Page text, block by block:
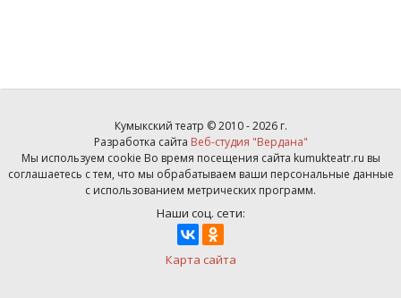
Кумыкский театр © 2010 - 2026 г.
Разработка сайта Веб-студия "Вердана"
Мы используем cookie Во время посещения сайта kumukteatr.ru вы
соглашаетесь с тем, что мы обрабатываем ваши персональные данные
с использованием метрических программ.
Наши соц. сети:
Карта сайта